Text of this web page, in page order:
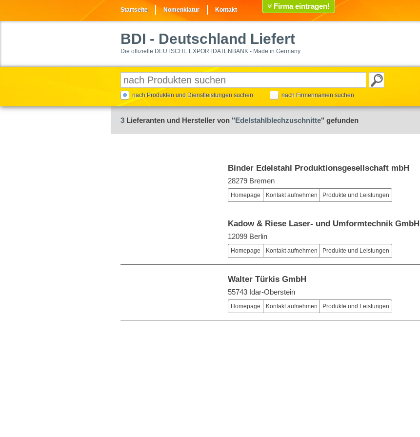
Startseite Nomenklatur Kontakt Firma eintragen!
BDI - Deutschland Liefert
Die offizielle DEUTSCHE EXPORTDATENBANK - Made in Germany
nach Produkten und Dienstleistungen suchen nach Firmennamen suchen
3 Lieferanten und Hersteller von "Edelstahlblechzuschnitte" gefunden
Binder Edelstahl Produktionsgesellschaft mbH
28279 Bremen
Homepage Kontakt aufnehmen Produkte und Leistungen
Kadow & Riese Laser- und Umformtechnik GmbH
12099 Berlin
Homepage Kontakt aufnehmen Produkte und Leistungen
Walter Türkis GmbH
55743 Idar-Oberstein
Homepage Kontakt aufnehmen Produkte und Leistungen